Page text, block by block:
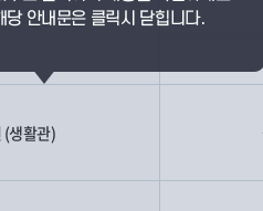
(생활관)